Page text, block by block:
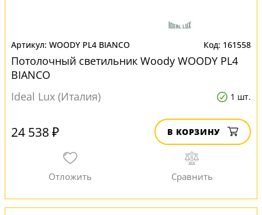
WOODY PL4 BIANCO 161558
Потолочный светильник Woody WOODY PL4
BIANCO
Ideal Lux (Италия)
1 шт.
24 538 ₽ В КОРЗИНУ